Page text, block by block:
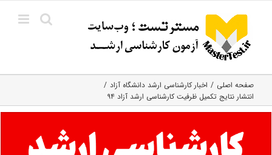
content
صفحه اصلی
اخبار کارشناسی ارشد دانشگاه آزاد
انتشار نتایج تکمیل ظرفیت کارشناسی ارشد آزاد ۹۴